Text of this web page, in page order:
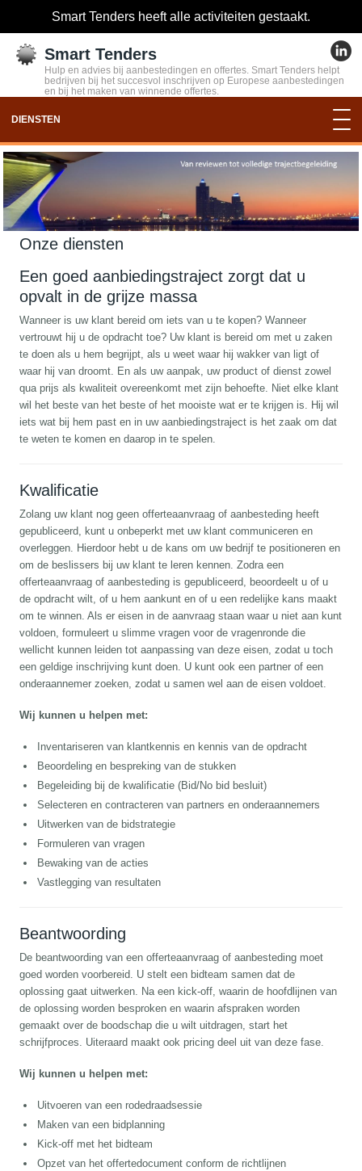
Smart Tenders heeft alle activiteiten gestaakt.
Smart Tenders
Hulp en advies bij aanbestedingen en offertes. Smart Tenders helpt
bedrijven bij het succesvol inschrijven op Europese aanbestedingen
en bij het maken van winnende offertes.
DIENSTEN
Onze diensten
Een goed aanbiedingstraject zorgt dat u
opvalt in de grijze massa
Wanneer is uw klant bereid om iets van u te kopen? Wanneer
vertrouwt hij u de opdracht toe? Uw klant is bereid om met u zaken
te doen als u hem begrijpt, als u weet waar hij wakker van ligt of
waar hij van droomt. En als uw aanpak, uw product of dienst zowel
qua prijs als kwaliteit overeenkomt met zijn behoefte. Niet elke klant
wil het beste van het beste of het mooiste wat er te krijgen is. Hij wil
iets wat bij hem past en in uw aanbiedingstraject is het zaak om dat
te weten te komen en daarop in te spelen.
Kwalificatie
Zolang uw klant nog geen offerteaanvraag of aanbesteding heeft
gepubliceerd, kunt u onbeperkt met uw klant communiceren en
overleggen. Hierdoor hebt u de kans om uw bedrijf te positioneren en
om de beslissers bij uw klant te leren kennen. Zodra een
offerteaanvraag of aanbesteding is gepubliceerd, beoordeelt u of u
de opdracht wilt, of u hem aankunt en of u een redelijke kans maakt
om te winnen. Als er eisen in de aanvraag staan waar u niet aan kunt
voldoen, formuleert u slimme vragen voor de vragenronde die
wellicht kunnen leiden tot aanpassing van deze eisen, zodat u toch
een geldige inschrijving kunt doen. U kunt ook een partner of een
onderaannemer zoeken, zodat u samen wel aan de eisen voldoet.
Wij kunnen u helpen met:
Inventariseren van klantkennis en kennis van de opdracht
Beoordeling en bespreking van de stukken
Begeleiding bij de kwalificatie (Bid/No bid besluit)
Selecteren en contracteren van partners en onderaannemers
Uitwerken van de bidstrategie
Formuleren van vragen
Bewaking van de acties
Vastlegging van resultaten
Beantwoording
De beantwoording van een offerteaanvraag of aanbesteding moet
goed worden voorbereid. U stelt een bidteam samen dat de
oplossing gaat uitwerken. Na een kick-off, waarin de hoofdlijnen van
de oplossing worden besproken en waarin afspraken worden
gemaakt over de boodschap die u wilt uitdragen, start het
schrijfproces. Uiteraard maakt ook pricing deel uit van deze fase.
Wij kunnen u helpen met:
Uitvoeren van een rodedraadsessie
Maken van een bidplanning
Kick-off met het bidteam
Opzet van het offertedocument conform de richtlijnen